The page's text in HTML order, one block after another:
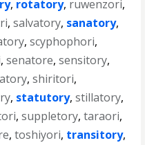
, rotatory, ruwenzori,
,salvatory, sanatory,
,scyphophori,
,senatore,sensitory,
,shiritori,
, statutory,stillatory,
,suppletory,taraori,
,toshiyori, transitory,